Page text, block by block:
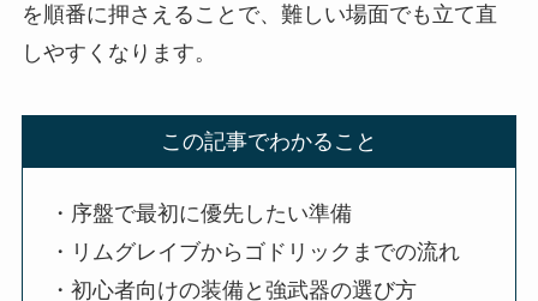
を順番に押さえることで、難しい場面でも立て直
しやすくなります。
この記事でわかること
・序盤で最初に優先したい準備
・リムグレイブからゴドリックまでの流れ
・初心者向けの装備と強武器の選び方